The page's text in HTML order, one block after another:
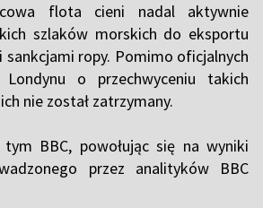
flota cieni nadal aktywnie
szlaków morskich do eksportu
sankcjami ropy. Pomimo oficjalnych
o przechwyceniu takich
nie został zatrzymany.
BBC, powołując się na wyniki
przez analityków BBC